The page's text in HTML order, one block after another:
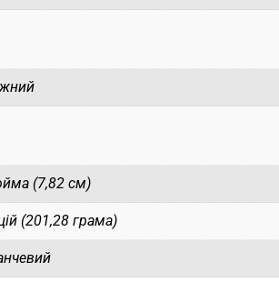
(7,82 см)
(201,28 грама)